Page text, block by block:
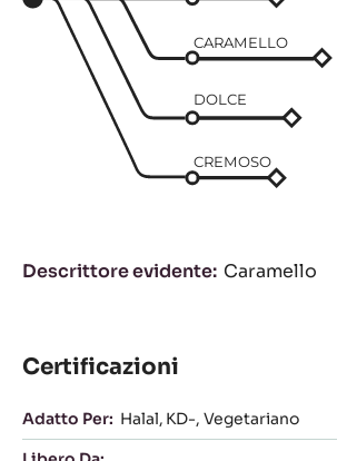
CARAMELLO
DOLCE
CREMOSO
Descrittore evidente Caramello
Certificazioni
Adatto Per: Halal KD- Vegetariano